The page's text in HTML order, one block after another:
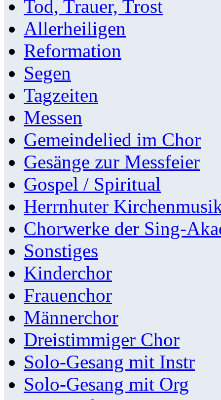
Tod, Trauer, Trost
Allerheiligen
Reformation
Segen
Tagzeiten
Messen
Gemeindelied im Chor
Gesänge zur Messfeier
Gospel / Spiritual
Herrnhuter
Chorwerke der Sing-
Sonstiges
Kinderchor
Frauenchor
Männerchor
Dreistimmiger Chor
Solo-Gesang mit Instr
Solo-Gesang mit Org